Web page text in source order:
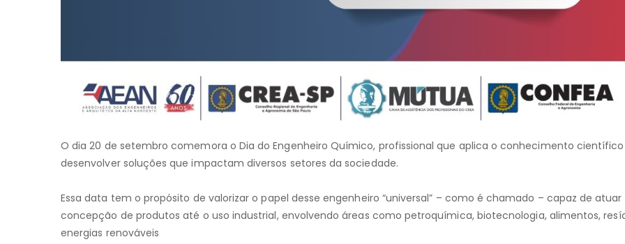
O dia 20 de setembro comemora o Dia do Engenheiro Químico, profissional que aplica o conhecimento
desenvolver soluções que impactam diversos setores da sociedade.
Essa data tem o propósito de valorizar o papel desse engenheiro “universal” – como é chamado – capaz de atuar
concepção de produtos até o uso industrial, envolvendo áreas como petroquímica, biotecnologia, alimentos,
energias renováveis